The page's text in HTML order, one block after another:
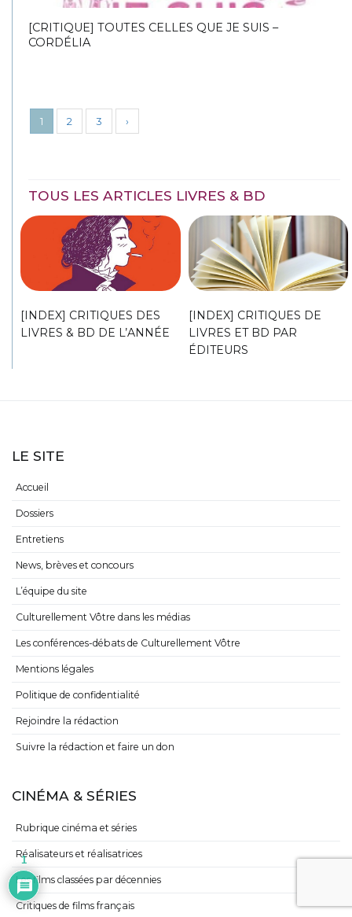
[CRITIQUE] TOUTES CELLES QUE JE SUIS –
CORDÉLIA
1 2 3 ›
TOUS LES ARTICLES LIVRES & BD
[INDEX] CRITIQUES DES
LIVRES & BD DE L’ANNÉE
[INDEX] CRITIQUES DE
LIVRES ET BD PAR
ÉDITEURS
LE SITE
Accueil
Dossiers
Entretiens
News, brèves et concours
L’équipe du site
Culturellement Vôtre dans les médias
Les conférences-débats de Culturellement Vôtre
Mentions légales
Politique de confidentialité
Rejoindre la rédaction
Suivre la rédaction et faire un don
CINÉMA & SÉRIES
Rubrique cinéma et séries
Réalisateurs et réalisatrices
Les films classées par décennies
Critiques de films français
1